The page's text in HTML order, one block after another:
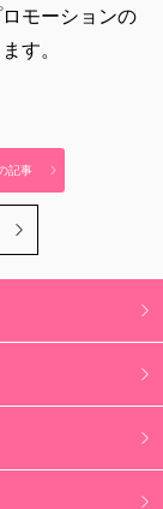
モーションの
す。
記事